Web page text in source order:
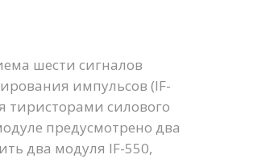
шести сигналов
импульсов (IF-
тиристорами силового
предусмотрено два
два модуля IF-550,